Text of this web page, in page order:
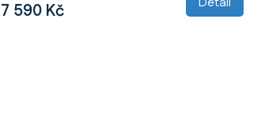
7 590 Kč